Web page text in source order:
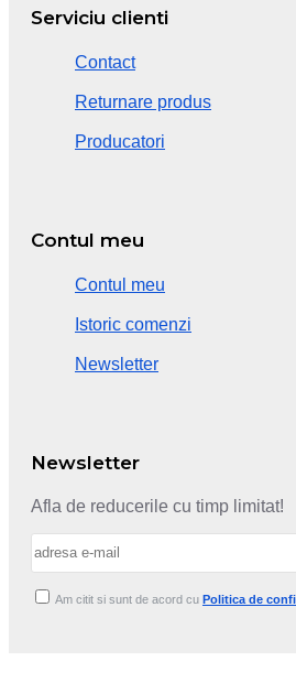
Serviciu clienti
Contact
Returnare produs
Producatori
Contul meu
Contul meu
Istoric comenzi
Newsletter
Newsletter
Afla de reducerile cu timp limitat!
Am citit si sunt de acord cu Politica de